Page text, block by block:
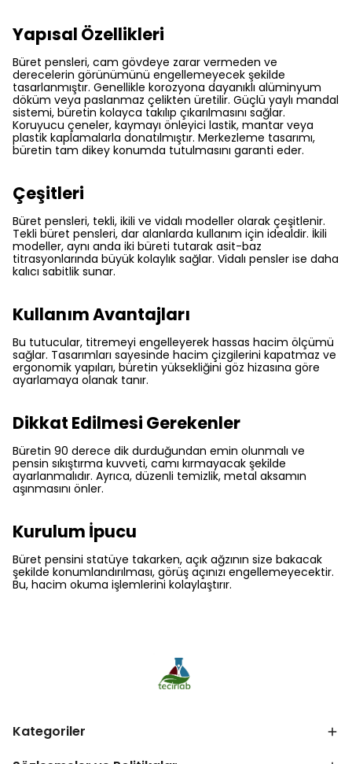
Yapısal Özellikleri
Büret pensleri, cam gövdeye zarar vermeden ve
derecelerin görünümünü engellemeyecek şekilde
tasarlanmıştır. Genellikle korozyona dayanıklı alüminyum
döküm veya paslanmaz çelikten üretilir. Güçlü yaylı mandal
sistemi, büretin kolayca takılıp çıkarılmasını sağlar.
Koruyucu çeneler, kaymayı önleyici lastik, mantar veya
plastik kaplamalarla donatılmıştır. Merkezleme tasarımı,
büretin tam dikey konumda tutulmasını garanti eder.
Çeşitleri
Büret pensleri, tekli, ikili ve vidalı modeller olarak çeşitlenir.
Tekli büret pensleri, dar alanlarda kullanım için idealdir. İkili
modeller, aynı anda iki büreti tutarak asit-baz
titrasyonlarında büyük kolaylık sağlar. Vidalı pensler ise daha
kalıcı sabitlik sunar.
Kullanım Avantajları
Bu tutucular, titremeyi engelleyerek hassas hacim ölçümü
sağlar. Tasarımları sayesinde hacim çizgilerini kapatmaz ve
ergonomik yapıları, büretin yüksekliğini göz hizasına göre
ayarlamaya olanak tanır.
Dikkat Edilmesi Gerekenler
Büretin 90 derece dik durduğundan emin olunmalı ve
pensin sıkıştırma kuvveti, camı kırmayacak şekilde
ayarlanmalıdır. Ayrıca, düzenli temizlik, metal aksamın
aşınmasını önler.
Kurulum İpucu
Büret pensini statüye takarken, açık ağzının size bakacak
şekilde konumlandırılması, görüş açınızı engellemeyecektir.
Bu, hacim okuma işlemlerini kolaylaştırır.
Kategoriler